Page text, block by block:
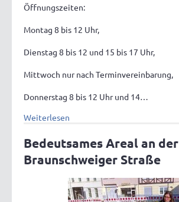
Öffnungszeiten:
Montag 8 bis 12 Uhr,
Dienstag 8 bis 12 und 15 bis 17 Uhr,
Mittwoch nur nach Terminvereinbarung,
Donnerstag 8 bis 12 Uhr und 14…
Weiterlesen
Bedeutsames Areal an der
Braunschweiger Straße